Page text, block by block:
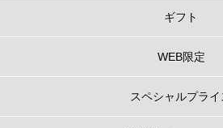
ギフト
WEB限定
スペシャルプライ